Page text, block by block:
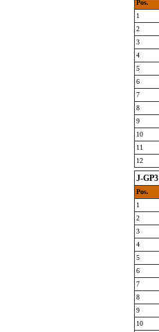
Pos.
1
2
3
4
5
6
7
8
9
10
11
12
J-GP3
Pos.
1
2
3
4
5
6
7
8
9
10